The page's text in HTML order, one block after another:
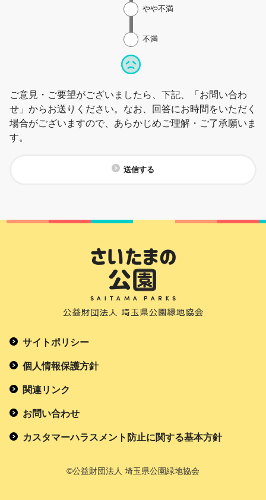
不満
やや不満
ご意見・ご要望がございましたら、下記、「お問い合わ
せ」からお送りください。なお、回答にお時間をいただく
場合がございますので、あらかじめご理解・ご了承願いま
す。
送信する
サイトポリシー
個人情報保護方針
関連リンク
お問い合わせ
カスタマーハラスメント防止に関する基本方針
©公益財団法人 埼玉県公園緑地協会